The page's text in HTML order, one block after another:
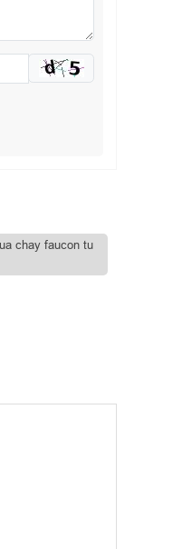
chay faucon tu